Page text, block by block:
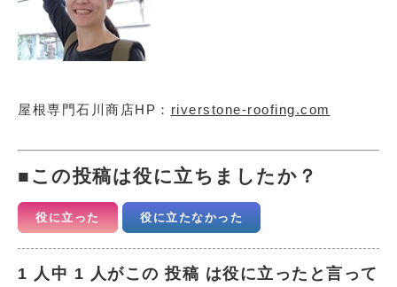
屋根専門石川商店HP： riverstone-roofing.com
この投稿は役に立ちましたか？
役に立った 役に立たなかった
1 人中 1 人がこの 投稿 は役に立ったと言って